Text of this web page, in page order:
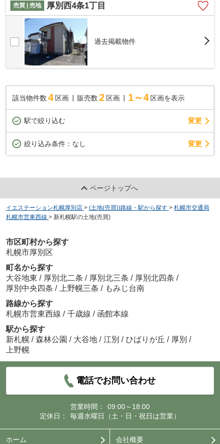
売買 | 売地
厚別西4条1丁目
過去掲載物件
該当物件数 4 区画 販売数 2 区画 1～4 区画を表示
駅で絞り込む 変更
絞り込み条件： なし 変更
ページトップへ
イエステーション札幌厚別店 > (土地(売買))路線・駅から探す > 札幌市交通局
札幌市営東西線 > 新札幌駅の土地(売買)
市区町村から探す
札幌市厚別区
町名から探す
大谷地東 / 厚別北二条 / 厚別北三条 / 厚別北四条 /
厚別中央四条 / 上野幌三条 / もみじ台南
路線から探す
札幌市営東西線 / 千歳線 / 函館本線
駅から探す
新札幌 / 森林公園 / 大谷地 / 江別 / ひばりが丘 / 厚別 /
上野幌
電話でお問い合わせ
営業時間：
09:00～18:00
定休日：
毎週水曜日（土・日・祝日は営業）
ホーム 会社概要